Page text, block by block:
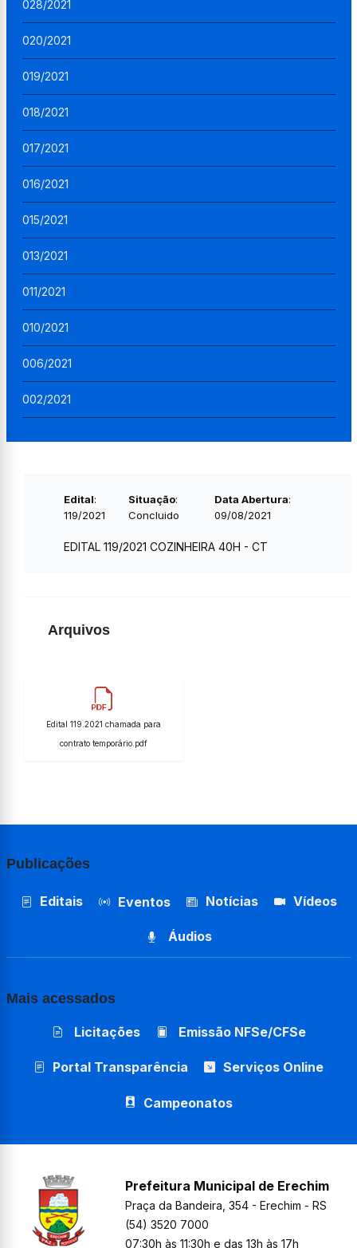
028/2021
020/2021
019/2021
018/2021
017/2021
016/2021
015/2021
013/2021
011/2021
010/2021
006/2021
002/2021
Edital:
119/2021
Situação:
Concluido
Data Abertura:
09/08/2021
EDITAL 119/2021 COZINHEIRA 40H - CT
Arquivos
Edital 119.2021 chamada para
contrato temporário.pdf
Publicações
Editais Eventos Notícias Vídeos
Áudios
Mais acessados
Licitações Emissão NFSe/CFSe
Portal Transparência Serviços Online
Campeonatos
Prefeitura Municipal de Erechim
Praça da Bandeira, 354 - Erechim - RS
(54) 3520 7000
07:30h às 11:30h e das 13h às 17h